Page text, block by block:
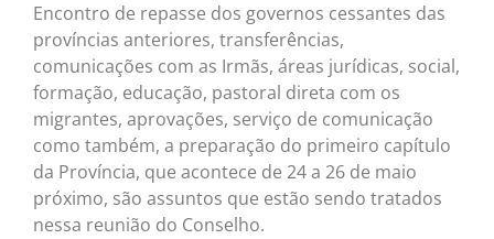
Encontro de repasse dos governos cessantes das
províncias anteriores, transferências,
comunicações com as Irmãs, áreas jurídicas, social,
formação, educação, pastoral direta com os
migrantes, aprovações, serviço de comunicação
como também, a preparação do primeiro capítulo
da Província, que acontece de 24 a 26 de maio
próximo, são assuntos que estão sendo tratados
nessa reunião do Conselho.